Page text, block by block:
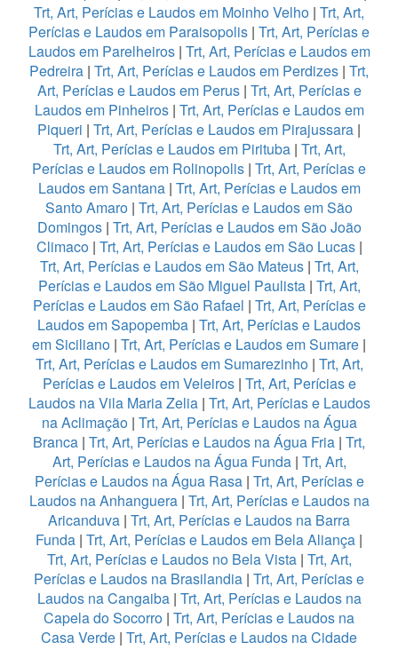
Trt, Art, Perícias e Laudos em Moinho Velho | Trt, Art,
Perícias e Laudos em Paraisopolis | Trt, Art, Perícias e
Laudos em Parelheiros| Trt, Art, Perícias e Laudos em
Pedreira | Trt, Art, Perícias e Laudos em Perdizes | Trt,
Art, Perícias e Laudos em Perus| Trt, Art, Perícias e
Laudos em Pinheiros| Trt, Art, Perícias e Laudos em
Piqueri | Trt, Art, Perícias e Laudos em Pirajussara |
Trt, Art, Perícias e Laudos em Pirituba| Trt, Art,
Perícias e Laudos em Rolinopolis | Trt, Art, Perícias e
Laudos em Santana| Trt, Art, Perícias e Laudos em
Santo Amaro | Trt, Art, Perícias e Laudos em São
Domingos| Trt, Art, Perícias e Laudos em São João
Climaco| Trt, Art, Perícias e Laudos em São Lucas|
Trt, Art, Perícias e Laudos em São Mateus | Trt, Art,
Perícias e Laudos em São Miguel Paulista| Trt, Art,
Perícias e Laudos em São Rafael | Trt, Art, Perícias e
Laudos em Sapopemba | Trt, Art, Perícias e Laudos
em Siciliano | Trt, Art, Perícias e Laudos em Sumare |
Trt, Art, Perícias e Laudos em Sumarezinho| Trt, Art,
Perícias e Laudos em Veleiros| Trt, Art, Perícias e
Laudos na Vila Maria Zelia| Trt, Art, Perícias e Laudos
na Aclimação| Trt, Art, Perícias e Laudos na Água
Branca | Trt, Art, Perícias e Laudos na Água Fria | Trt,
Art, Perícias e Laudos na Água Funda| Trt, Art,
Perícias e Laudos na Água Rasa | Trt, Art, Perícias e
Laudos na Anhanguera| Trt, Art, Perícias e Laudos na
Aricanduva | Trt, Art, Perícias e Laudos na Barra
Funda | Trt, Art, Perícias e Laudos em Bela Aliança |
Trt, Art, Perícias e Laudos no Bela Vista| Trt, Art,
Perícias e Laudos na Brasilandia | Trt, Art, Perícias e
Laudos na Cangaiba| Trt, Art, Perícias e Laudos na
Capela do Socorro | Trt, Art, Perícias e Laudos na
Casa Verde | Trt, Art, Perícias e Laudos na Cidade